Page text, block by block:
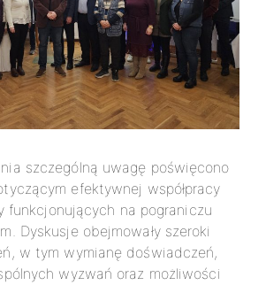
szczególną uwagę poświęcono
efektywnej współpracy
funkcjonujących na pograniczu
Dyskusje obejmowały szeroki
w tym wymianę doświadczeń,
wyzwań oraz możliwości